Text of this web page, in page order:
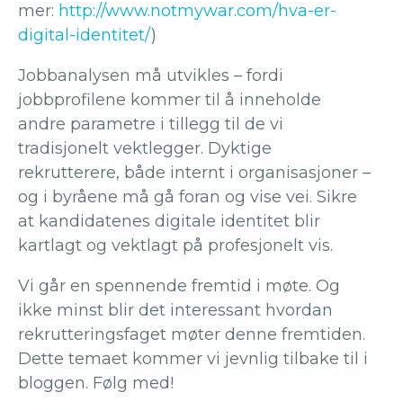
mer: http://www.notmywar.com/hva-er-
digital-identitet/)
Jobbanalysen må utvikles – fordi
jobbprofilene kommer til å inneholde
andre parametre i tillegg til de vi
tradisjonelt vektlegger. Dyktige
rekrutterere, både internt i organisasjoner –
og i byråene må gå foran og vise vei. Sikre
at kandidatenes digitale identitet blir
kartlagt og vektlagt på profesjonelt vis.
Vi går en spennende fremtid i møte. Og
ikke minst blir det interessant hvordan
rekrutteringsfaget møter denne fremtiden.
Dette temaet kommer vi jevnlig tilbake til i
bloggen. Følg med!